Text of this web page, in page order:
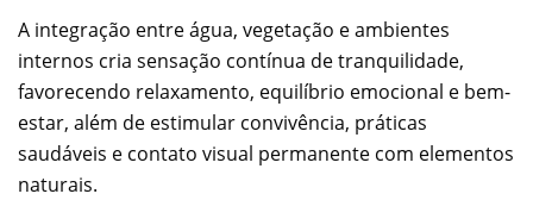
A integração entre água, vegetação e ambientes
internos cria sensação contínua de tranquilidade,
favorecendo relaxamento, equilíbrio emocional e bem-
estar, além de estimular convivência, práticas
saudáveis e contato visual permanente com elementos
naturais.